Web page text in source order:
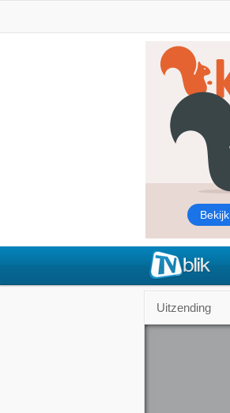
Uitzending